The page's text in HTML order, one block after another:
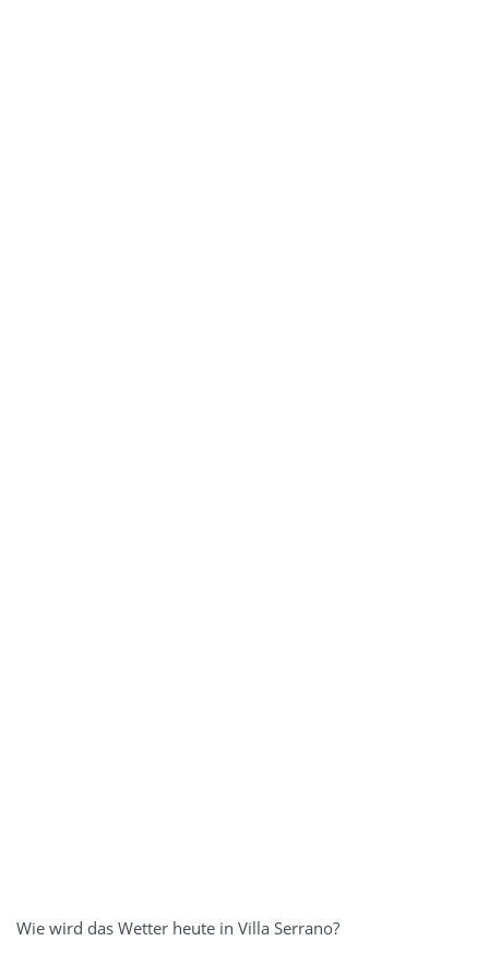
Wie wird das Wetter heute in Villa Serrano?